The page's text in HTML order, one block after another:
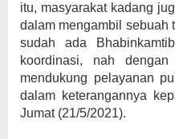
itu, masyarakat kadang
dalam mengambil sebuah
sudah ada
koordinasi, nah
mendukung pelayanan
dalam keterangannya
Jumat (21/5/2021).